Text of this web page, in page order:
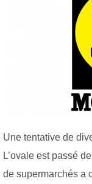
Une tentative de
L’ovale est passé
de supermarchés a